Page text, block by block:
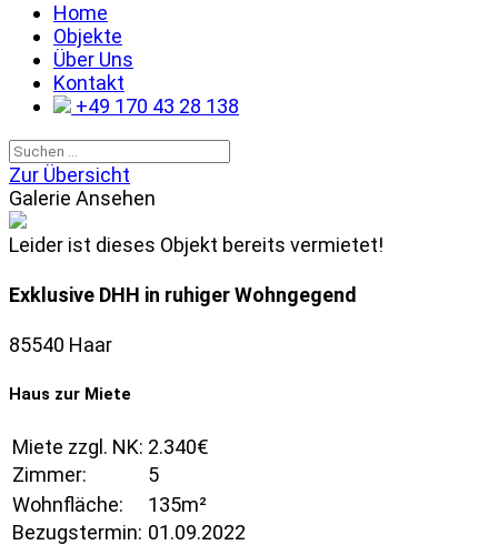
Home
Objekte
Über Uns
Kontakt
+49 170 43 28 138
Zur Übersicht
Galerie Ansehen
Leider ist dieses Objekt bereits vermietet!
Exklusive DHH in ruhiger Wohngegend
85540 Haar
Haus zur Miete
Miete zzgl. NK: 2.340€
Zimmer:
5
Wohnfläche:
135m²
Bezugstermin: 01.09.2022